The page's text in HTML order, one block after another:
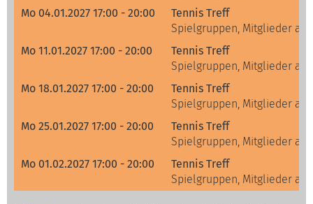
Mo 04.01.2027 17:00 - 20:00
Tennis Treff
Spielgruppen, Mitglieder
Mo 11.01.2027 17:00 - 20:00
Tennis Treff
Spielgruppen, Mitglieder
Mo 18.01.2027 17:00 - 20:00
Tennis Treff
Spielgruppen, Mitglieder
Mo 25.01.2027 17:00 - 20:00
Tennis Treff
Spielgruppen, Mitglieder
Mo 01.02.2027 17:00 - 20:00
Tennis Treff
Spielgruppen, Mitglieder